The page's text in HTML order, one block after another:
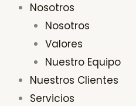
Nosotros
Nosotros
Valores
Nuestro Equipo
Nuestros Clientes
Servicios